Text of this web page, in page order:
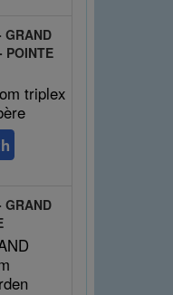
POINTE
triplex